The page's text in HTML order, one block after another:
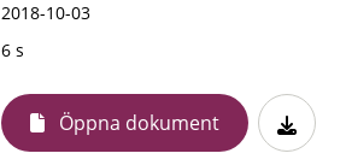
2018-10-03
6 s
Öppna dokument